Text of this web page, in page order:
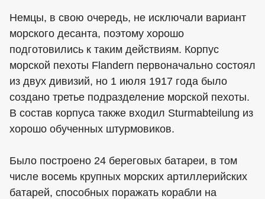
Немцы, в свою очередь, не исключали вариант
морского десанта, поэтому хорошо
подготовились к таким действиям. Корпус
морской пехоты Flandern первоначально состоял
из двух дивизий, но 1 июля 1917 года было
создано третье подразделение морской пехоты.
В состав корпуса также входил Sturmabteilung из
хорошо обученных штурмовиков.
Было построено 24 береговых батареи, в том
числе восемь крупных морских артиллерийских
батарей, способных поражать корабли на